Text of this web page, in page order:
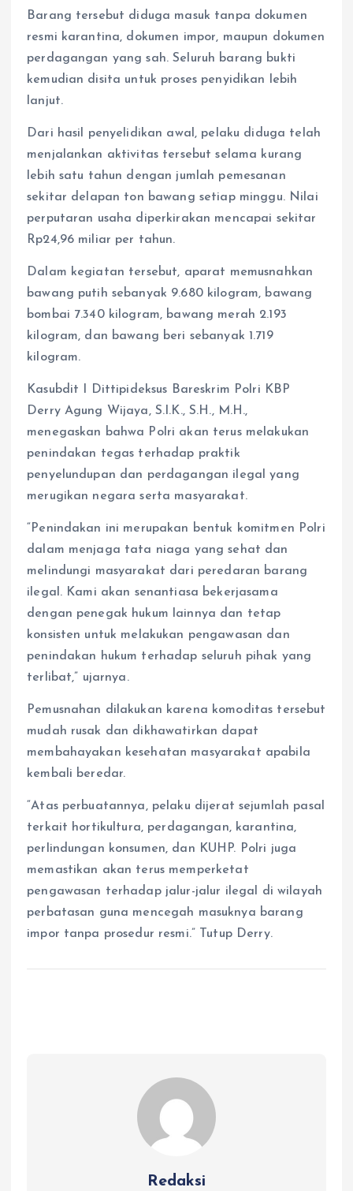
Barang tersebut diduga masuk tanpa dokumen
resmi karantina, dokumen impor, maupun dokumen
perdagangan yang sah. Seluruh barang bukti
kemudian disita untuk proses penyidikan lebih
lanjut.
Dari hasil penyelidikan awal, pelaku diduga telah
menjalankan aktivitas tersebut selama kurang
lebih satu tahun dengan jumlah pemesanan
sekitar delapan ton bawang setiap minggu. Nilai
perputaran usaha diperkirakan mencapai sekitar
Rp24,96 miliar per tahun.
Dalam kegiatan tersebut, aparat memusnahkan
bawang putih sebanyak 9.680 kilogram, bawang
bombai 7.340 kilogram, bawang merah 2.193
kilogram, dan bawang beri sebanyak 1.719
kilogram.
Kasubdit I Dittipideksus Bareskrim Polri KBP
Derry Agung Wijaya, S.I.K., S.H., M.H.,
menegaskan bahwa Polri akan terus melakukan
penindakan tegas terhadap praktik
penyelundupan dan perdagangan ilegal yang
merugikan negara serta masyarakat.
“Penindakan ini merupakan bentuk komitmen Polri
dalam menjaga tata niaga yang sehat dan
melindungi masyarakat dari peredaran barang
ilegal. Kami akan senantiasa bekerjasama
dengan penegak hukum lainnya dan tetap
konsisten untuk melakukan pengawasan dan
penindakan hukum terhadap seluruh pihak yang
terlibat,” ujarnya.
Pemusnahan dilakukan karena komoditas tersebut
mudah rusak dan dikhawatirkan dapat
membahayakan kesehatan masyarakat apabila
kembali beredar.
“Atas perbuatannya, pelaku dijerat sejumlah pasal
terkait hortikultura, perdagangan, karantina,
perlindungan konsumen, dan KUHP. Polri juga
memastikan akan terus memperketat
pengawasan terhadap jalur-jalur ilegal di wilayah
perbatasan guna mencegah masuknya barang
impor tanpa prosedur resmi.” Tutup Derry.
Redaksi